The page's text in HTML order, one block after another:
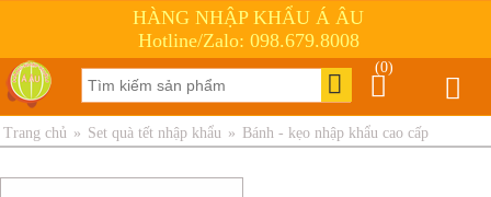
HÀNG NHẬP KHẨU Á ÂU
Hotline/Zalo: 098.679.8008
(0)
Trang chủ » Set quà tết nhập khẩu » Bánh - kẹo nhập khẩu cao cấp